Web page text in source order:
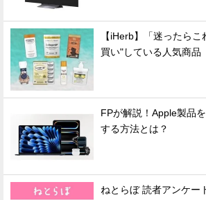
【iHerb】「迷ったら
買い"している人気商品
FPが解説！Apple製品
する方法とは？
ねとらぼ 読者アンケー